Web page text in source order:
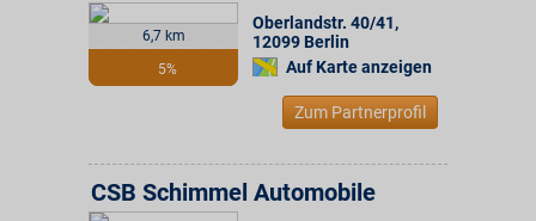
6,7 km
5%
Oberlandstr. 40/41,
12099 Berlin
Auf Karte anzeigen
Zum Partnerprofil
CSB Schimmel Automobile